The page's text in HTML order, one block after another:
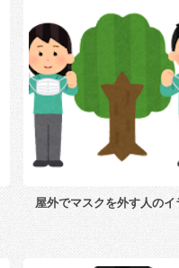
屋外でマスクを外す人のイ